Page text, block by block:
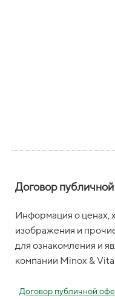
Договор
Информация о ценах,
изображения и
для ознакомления и
компании Minox &
Договор публичной